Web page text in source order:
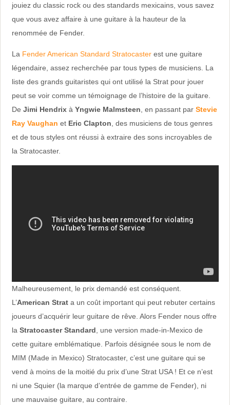
jouiez du classic rock ou des standards mexicains, vous savez
que vous avez affaire à une guitare à la hauteur de la
renommée de Fender.
La Fender American Standard Stratocasterest une guitare
légendaire, assez recherchée par tous types de musiciens. La
liste des grands guitaristes qui ont utilisé la Strat pour jouer
peut se voir comme un témoignage de l’histoire de la guitare.
De Jimi Hendrixà Yngwie Malmsteen , en passant parStevie
Ray Vaughan et Eric Clapton , des musiciens de tous genres
et de tous styles ont réussi à extraire des sons incroyables de
la Stratocaster.
Malheureusement, le prix demandé est conséquent.
L’American Strata un coût important qui peut rebuter certains
joueurs d’acquérir leur guitare de rêve. Alors Fender nous offre
la Stratocaster Standard , une version made-in-Mexico de
cette guitare emblématique. Parfois désignée sous le nom de
MIM (Made in Mexico) Stratocaster, c’est une guitare qui se
vend à moins de la moitié du prix d’une Strat USA ! Et ce n’est
ni une Squier (la marque d’entrée de gamme de Fender), ni
une mauvaise guitare, au contraire.